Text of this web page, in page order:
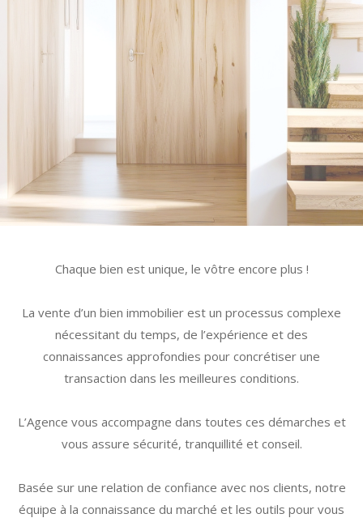
Chaque bien est unique, le vôtre encore plus !
La vente d’un bien immobilier est un processus complexe
nécessitant du temps, de l’expérience et des
connaissances approfondies pour concrétiser une
transaction dans les meilleures conditions.
L’Agence vous accompagne dans toutes ces démarches et
vous assure sécurité, tranquillité et conseil.
Basée sur une relation de confiance avec nos clients, notre
équipe à la connaissance du marché et les outils pour vous